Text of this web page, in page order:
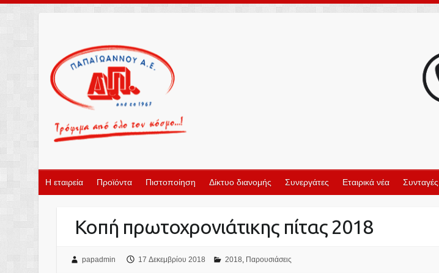
Η εταιρεία Προϊόντα Πιστοποίηση Δίκτυο διανομής Συνεργάτες Εταιρικά νέα Συνταγές
Κοπή πρωτοχρονιάτικης πίτας 2018
papadmin 17 Δεκεμβρίου 2018 2018, Παρουσιάσεις